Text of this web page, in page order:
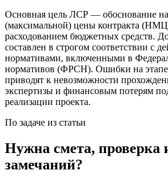
Основная цель ЛСР — обоснование
(максимальной) цены контракта
расходованием бюджетных средств.
составлен в строгом соответствии с
нормативами, включенными в
нормативов (ФРСН). Ошибки на
приводят к невозможности
экспертизы и финансовым потерям
реализации проекта.
По задаче из статьи
Нужна смета, проверка
замечаний?